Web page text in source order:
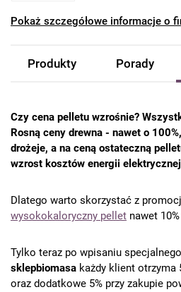
Pokaż szczegółowe informacje o
Produkty Porady
Czy cena pelletu wzrośnie?
Rosną ceny drewna - nawet o
drożeje, a na ceną ostateczną
wzrost kosztów energii
Dlatego warto skorzystać z
wysokokaloryczny pellet nawet
Tylko teraz po wpisaniu
sklepbiomasa każdy klient otrzyma
oraz dodatkowe 5% przy zakupie